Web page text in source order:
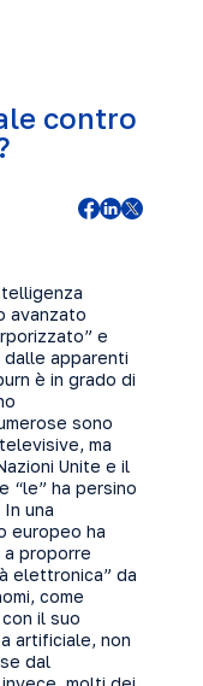
contro
avanzato
e
apparenti
è in grado di
sono
ma
Unite e il
“le” ha persino
una
europeo ha
a proporre
elettronica” da
come
il suo
artificiale, non
dal